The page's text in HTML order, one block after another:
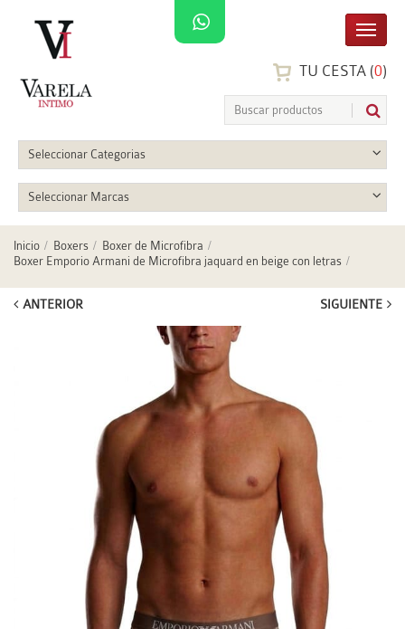
TU CESTA (0)
Seleccionar Categorias
Seleccionar Marcas
Inicio Boxers
Boxer de Microfibra
Boxer Emporio Armani de Microfibra jaquard en beige con letras
ANTERIOR SIGUIENTE